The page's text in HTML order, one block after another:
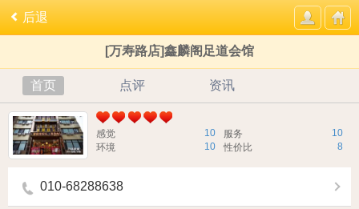
后退
[万寿路店]鑫麟阁足道会馆
首页 点评 资讯
10
感觉 10
服务
10
环境 8
性价比
010-68288638